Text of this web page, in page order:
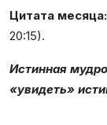
Цитата месяца:
20:15).
Истинная
«увидеть»